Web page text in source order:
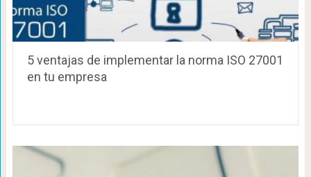
5 ventajas de implementar la norma ISO 27001
en tu empresa